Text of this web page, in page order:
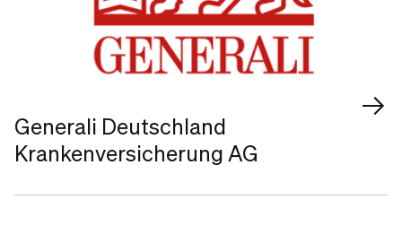
Generali Deutschland
Krankenversicherung AG